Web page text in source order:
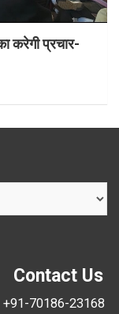
करेगी प्रचार-
Contact Us
+91-70186-23168